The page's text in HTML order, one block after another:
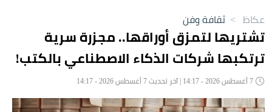
عكاظ > ثقافة وفن
تشتريها لتمزق أوراقها.. مجزرة سرية
ترتكبها شركات الذكاء الاصطناعي بالكتب!